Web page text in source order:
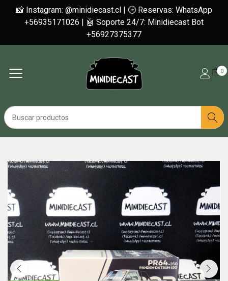
📸 Instagram: @minidiecast.cl | 🕒 Reservas: WhatsApp
+56935171026 | 🤖 Soporte 24/7: Minidiecast Bot
+56927375377
0